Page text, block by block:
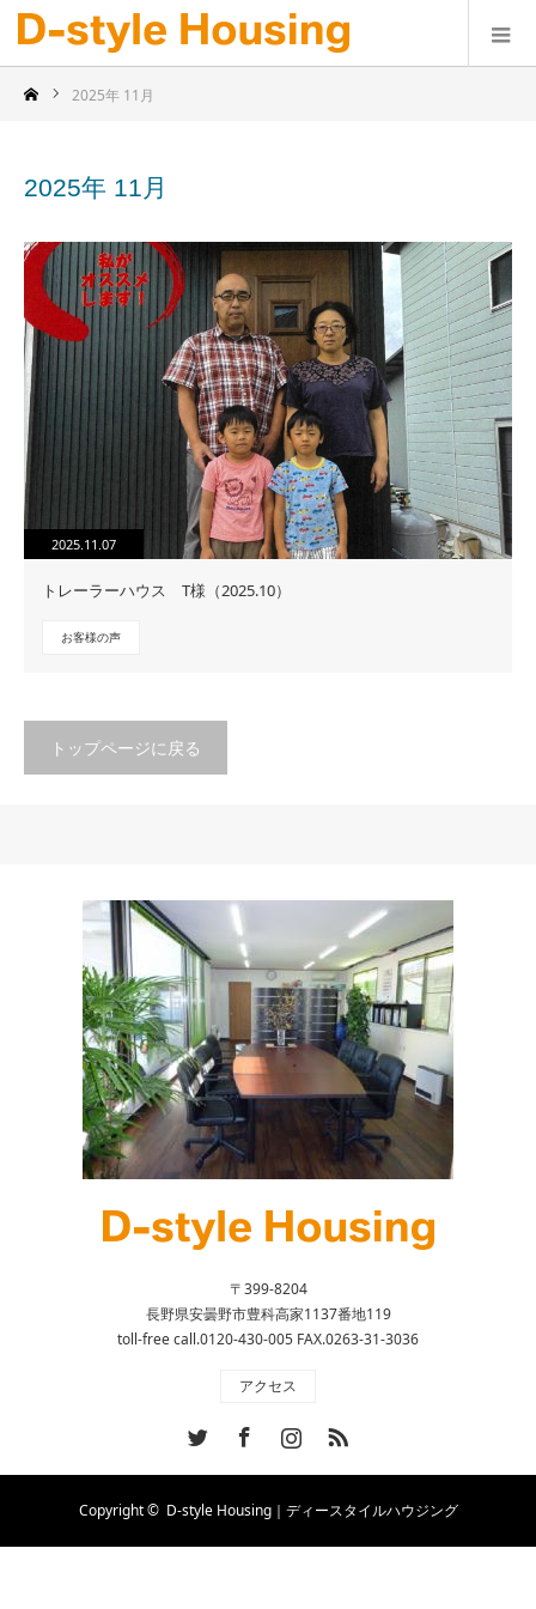
2025年 11月
2025年 11月
2025.11.07
トレーラーハウス T様（2025.10）
お客様の声
トップページに戻る
〒399-8204
長野県安曇野市豊科高家1137番地119
toll-free call.0120-430-005 FAX.0263-31-3036
アクセス
InstagramRSS
Copyright © D-style Housing｜ディースタイルハウジング